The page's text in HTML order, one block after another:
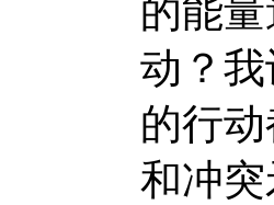
的能
动？
的行
和冲